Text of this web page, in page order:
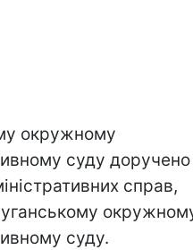
окружному
суду доручено
справ,
суду.